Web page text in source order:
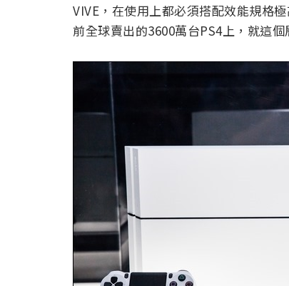
VIVE，在使用上都必須搭配效能規格
前全球賣出的3600萬台PS4上，就這